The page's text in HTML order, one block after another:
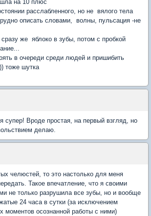
на 10 плюс
расслабленного, но не вялого тела
описать словами, волны, пульсация -не
же яблоко в зубы, потом с пробкой
в очереди среди людей и пришибить
тоже шутка
супер! Вроде простая, на первый взгляд, но
делаю.
челюстей, то это настолько для меня
Такое впечатление, что я своими
не только разрушила все зубы, но и вообще
24 часа в сутки (за исключением
моментов осознанной работы с ними)